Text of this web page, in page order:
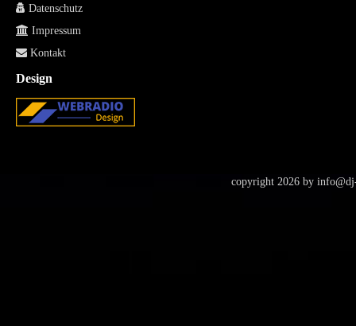
Datenschutz
Impressum
Kontakt
Design
copyright 2026 by